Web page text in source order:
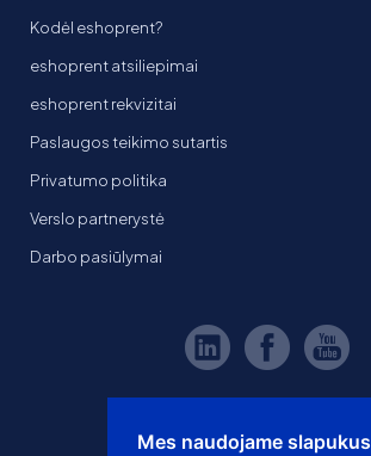
Mes naudojame slapukus
Kodėl eshoprent?
eshoprent atsiliepimai
eshoprent rekvizitai
Paslaugos teikimo sutartis
Privatumo politika
Verslo partnerystė
Darbo pasiūlymai